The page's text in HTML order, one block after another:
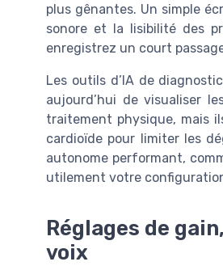
plus gênantes. Un simple
sonore et la lisibilité des
enregistrez un court
Les outils d’IA de
aujourd’hui de visualiser
traitement physique, mais
cardioïde pour limiter les
autonome performant,
utilement votre
Réglages de
voix